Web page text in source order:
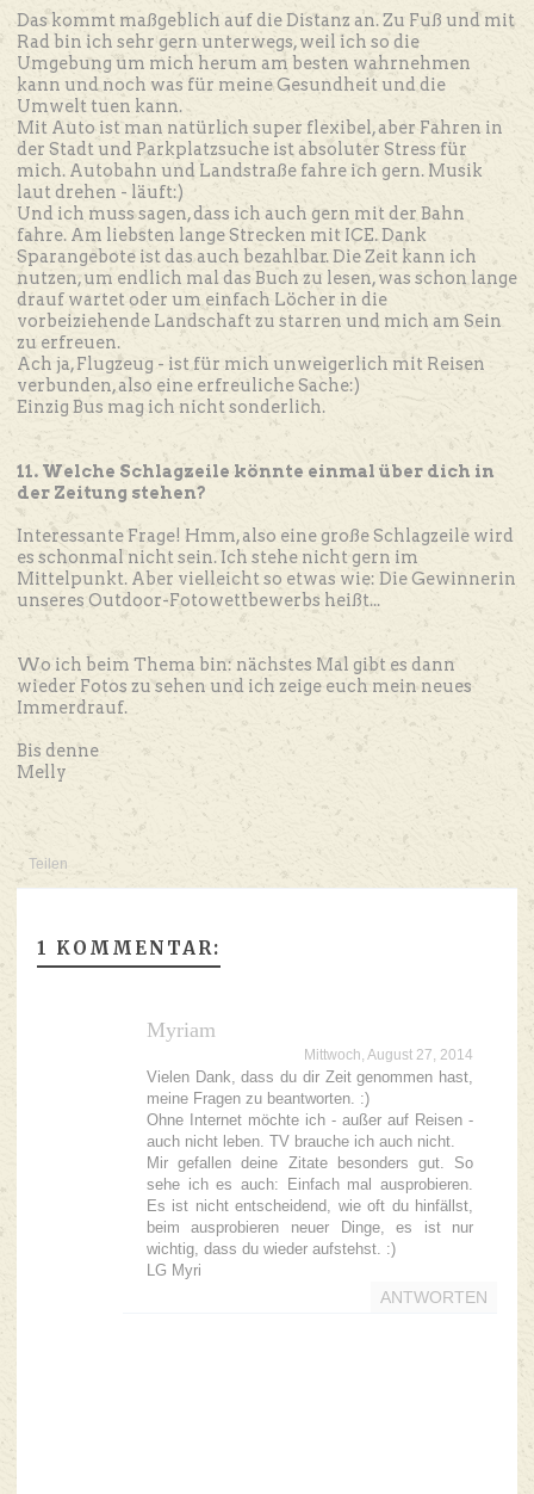
Das kommt maßgeblich auf die Distanz an. Zu Fuß und mit
Rad bin ich sehr gern unterwegs, weil ich so die
Umgebung um mich herum am besten wahrnehmen
kann und noch was für meine Gesundheit und die
Umwelt tuen kann.
Mit Auto ist man natürlich super flexibel, aber Fahren in
der Stadt und Parkplatzsuche ist absoluter Stress für
mich. Autobahn und Landstraße fahre ich gern. Musik
laut drehen - läuft:)
Und ich muss sagen, dass ich auch gern mit der Bahn
fahre. Am liebsten lange Strecken mit ICE. Dank
Sparangebote ist das auch bezahlbar. Die Zeit kann ich
nutzen, um endlich mal das Buch zu lesen, was schon lange
drauf wartet oder um einfach Löcher in die
vorbeiziehende Landschaft zu starren und mich am Sein
zu erfreuen.
Ach ja, Flugzeug - ist für mich unweigerlich mit Reisen
verbunden, also eine erfreuliche Sache:)
Einzig Bus mag ich nicht sonderlich.
11. Welche Schlagzeile könnte einmal über dich in
der Zeitung stehen?
Interessante Frage! Hmm, also eine große Schlagzeile wird
es schonmal nicht sein. Ich stehe nicht gern im
Mittelpunkt. Aber vielleicht so etwas wie: Die Gewinnerin
unseres Outdoor-Fotowettbewerbs heißt...
Wo ich beim Thema bin: nächstes Mal gibt es dann
wieder Fotos zu sehen und ich zeige euch mein neues
Immerdrauf.
Bis denne
Melly
Teilen
1 KOMMENTAR:
Myriam
Mittwoch, August 27, 2014
Vielen Dank, dass du dir Zeit genommen hast,
meine Fragen zu beantworten. :)
Ohne Internet möchte ich - außer auf Reisen -
auch nicht leben. TV brauche ich auch nicht.
Mir gefallen deine Zitate besonders gut. So
sehe ich es auch: Einfach mal ausprobieren.
Es ist nicht entscheidend, wie oft du hinfällst,
beim ausprobieren neuer Dinge, es ist nur
wichtig, dass du wieder aufstehst. :)
LG Myri
ANTWORTEN